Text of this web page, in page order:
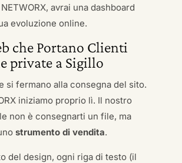
avrai una dashboard
evoluzione online.
che Portano Clienti
private a Sigillo
si fermano alla consegna del sito.
iniziamo proprio lì. Il nostro
non è consegnarti un file, ma
strumento di vendita.
del design, ogni riga di testo (il